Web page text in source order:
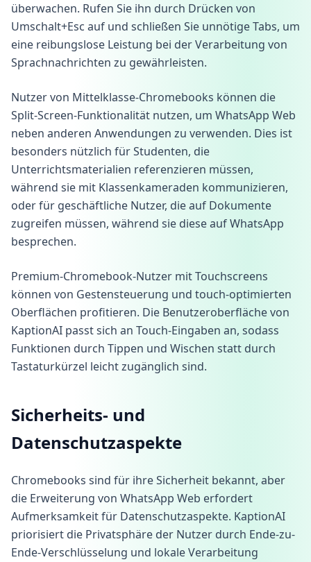
überwachen. Rufen Sie ihn durch Drücken von
Umschalt+Esc auf und schließen Sie unnötige Tabs, um
eine reibungslose Leistung bei der Verarbeitung von
Sprachnachrichten zu gewährleisten.
Nutzer von Mittelklasse-Chromebooks können die
Split-Screen-Funktionalität nutzen, um WhatsApp Web
neben anderen Anwendungen zu verwenden. Dies ist
besonders nützlich für Studenten, die
Unterrichtsmaterialien referenzieren müssen,
während sie mit Klassenkameraden kommunizieren,
oder für geschäftliche Nutzer, die auf Dokumente
zugreifen müssen, während sie diese auf WhatsApp
besprechen.
Premium-Chromebook-Nutzer mit Touchscreens
können von Gestensteuerung und touch-optimierten
Oberflächen profitieren. Die Benutzeroberfläche von
KaptionAI passt sich an Touch-Eingaben an, sodass
Funktionen durch Tippen und Wischen statt durch
Tastaturkürzel leicht zugänglich sind.
Sicherheits- und
Datenschutzaspekte
Chromebooks sind für ihre Sicherheit bekannt, aber
die Erweiterung von WhatsApp Web erfordert
Aufmerksamkeit für Datenschutzaspekte. KaptionAI
priorisiert die Privatsphäre der Nutzer durch Ende-zu-
Ende-Verschlüsselung und lokale Verarbeitung